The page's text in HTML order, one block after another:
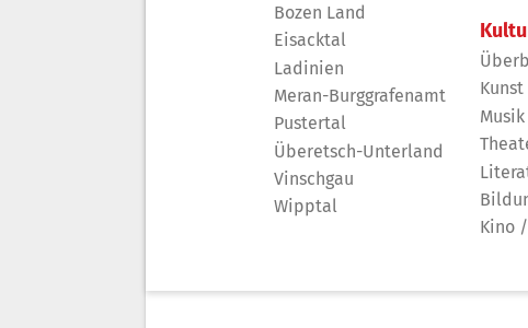
Bozen Land
Eisacktal
Ladinien
Meran-Burggrafenamt
Pustertal
Überetsch-Unterland
Vinschgau
Wipptal
Kunst
Musik
Kino